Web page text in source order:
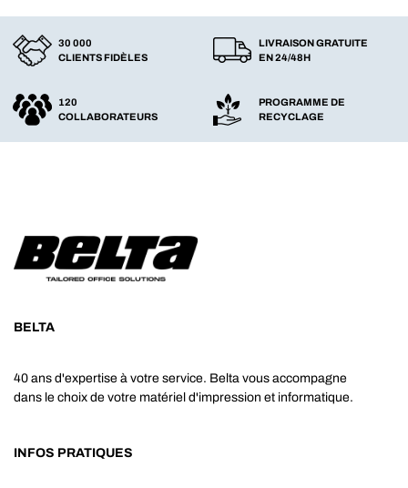
30 000
CLIENTS FIDÈLES
LIVRAISON GRATUITE
EN 24/48H
120
COLLABORATEURS
PROGRAMME DE
RECYCLAGE
BELTA
40 ans d'expertise à votre service. Belta vous accompagne
dans le choix de votre matériel d'impression et informatique.
INFOS PRATIQUES